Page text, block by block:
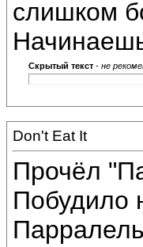
слишком
Скрытый текст - не
Don't Eat It
Прочёл
Побудило